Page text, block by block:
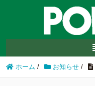
ホーム / お知らせ /